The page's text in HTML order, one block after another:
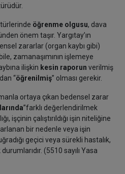
öğrenme olgusu, dava
önem taşır. Yargıtay’ın
zararlar (organ kaybı gibi)
zamanaşımının işlemeye
ilişkin kesin raporun verilmiş
“öğrenilmiş” olması gerekir.
ortaya çıkan bedensel zarar
”farklı değerlendirilmek
işçinin çalıştırıldığı işin niteliğine
bir nedenle veya işin
geçici veya sürekli hastalık,
(5510 sayılı Yasa